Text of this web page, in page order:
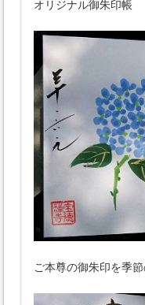
オリジナル御朱印帳
ご本尊の御朱印を季